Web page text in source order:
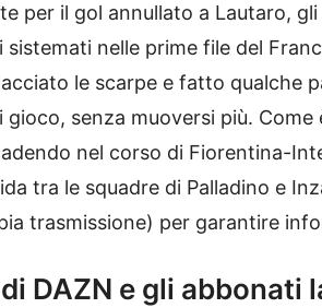
per il gol annullato a Lautaro,
nelle prime file del
le scarpe e fatto qualche
gioco, senza muoversi più.
nel corso di Fiorentina-
tra le squadre di Palladino e
trasmissione) per garantire
DAZN e gli abbonati